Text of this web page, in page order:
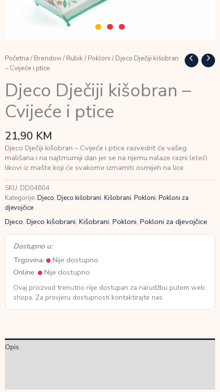
Početna / Brendovi / Rubik/ Pokloni / Djeco Dječiji kišobran
– Cvijeće i ptice
Djeco Dječiji kišobran –
Cvijeće i ptice
21,90 KM
Djeco Dječiji kišobran – Cvijeće i ptice razvedrit će vašeg
mališana i na najtmurniji dan jer se na njemu nalaze razni leteći
likovi iz mašte koji će svakome izmamiti osmijeh na lice.
SKU: DD04804
Kategorije: Djeco, Djeco kišobrani, Kišobrani, Pokloni, Pokloni za
djevojčice
Djeco, Djeco kišobrani, Kišobrani, Pokloni, Pokloni za djevojčice
Dostupno u:
Trgovina:
Nije dostupno
Online:
Nije dostupno
Ovaj proizvod trenutno nije dostupan za narudžbu putem web
shopa. Za provjeru dostupnosti kontaktirajte nas.
Opis